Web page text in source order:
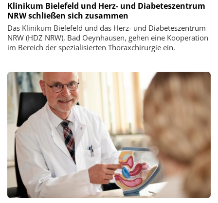
Klinikum Bielefeld und Herz- und Diabeteszentrum
NRW schließen sich zusammen
Das Klinikum Bielefeld und das Herz- und Diabeteszentrum
NRW (HDZ NRW), Bad Oeynhausen, gehen eine Kooperation
im Bereich der spezialisierten Thoraxchirurgie ein.